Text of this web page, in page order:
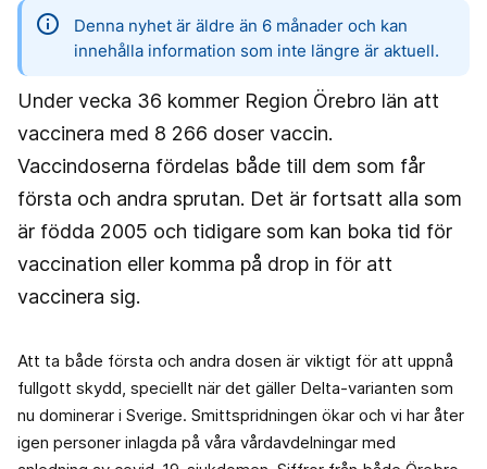
information
Denna nyhet är äldre än 6 månader och kan
innehålla information som inte längre är aktuell.
Under vecka 36 kommer Region Örebro län att
vaccinera med 8 266 doser vaccin.
Vaccindoserna fördelas både till dem som får
första och andra sprutan. Det är fortsatt alla som
är födda 2005 och tidigare som kan boka tid för
vaccination eller komma på drop in för att
vaccinera sig.
Att ta både första och andra dosen är viktigt för att uppnå
fullgott skydd, speciellt när det gäller Delta-varianten som
nu dominerar i Sverige. Smittspridningen ökar och vi har åter
igen personer inlagda på våra vårdavdelningar med